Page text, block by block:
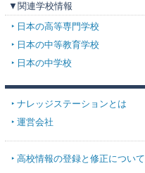
▼関連学校情報
日本の高等専門学校
日本の中等教育学校
日本の中学校
ナレッジステーションとは
運営会社
高校情報の登録と修正について